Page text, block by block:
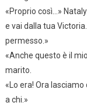
«Proprio così…»
e vai dalla tua
permesso.»
«Anche questo è il
marito.
«Lo era! Ora
a chi.»